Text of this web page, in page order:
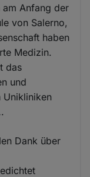
Anfang der
von Salerno,
haben
Medizin.
das
und
Unikliniken
Dank über